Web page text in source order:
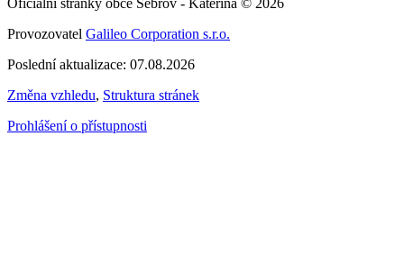
Oficiální stránky obce Šebrov - Kateřina © 2026
Provozovatel Galileo Corporation s.r.o.
Poslední aktualizace: 07.08.2026
Změna vzhledu, Struktura stránek
Prohlášení o přístupnosti